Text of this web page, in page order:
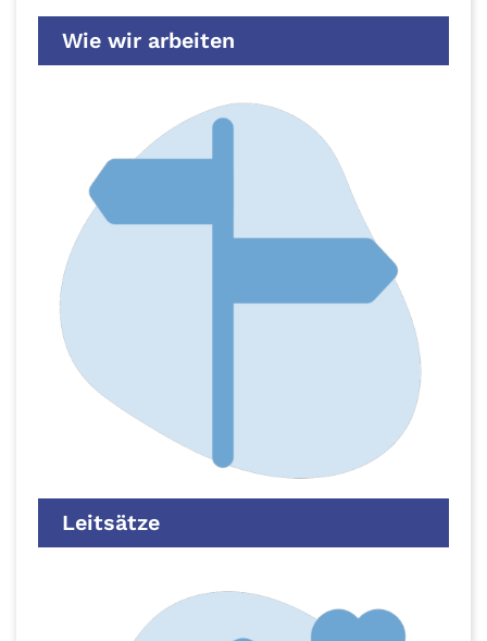
Wie wir arbeiten
Leitsätze